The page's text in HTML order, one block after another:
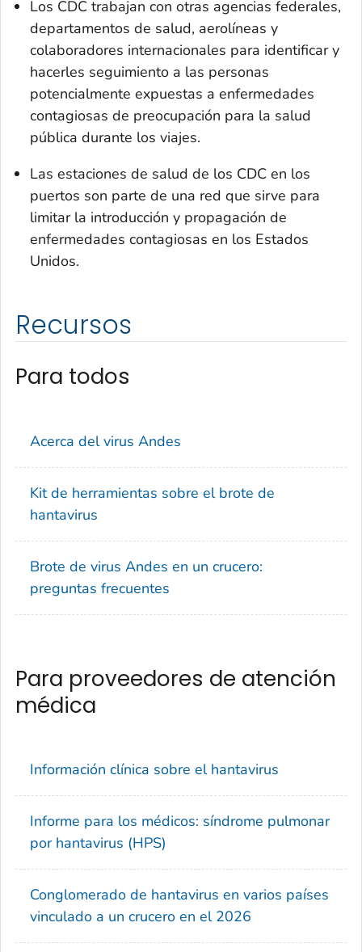
Los CDC trabajan con otras agencias federales,
departamentos de salud, aerolíneas y
colaboradores internacionales para identificar y
hacerles seguimiento a las personas
potencialmente expuestas a enfermedades
contagiosas de preocupación para la salud
pública durante los viajes.
Las estaciones de salud de los CDC en los
puertos son parte de una red que sirve para
limitar la introducción y propagación de
enfermedades contagiosas en los Estados
Unidos.
Recursos
Para todos
Acerca del virus Andes
Kit de herramientas sobre el brote de
hantavirus
Brote de virus Andes en un crucero:
preguntas frecuentes
Para proveedores de atención
médica
Información clínica sobre el hantavirus
Informe para los médicos: síndrome pulmonar
por hantavirus (HPS)
Conglomerado de hantavirus en varios países
vinculado a un crucero en el 2026